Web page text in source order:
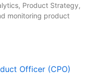
Product Strategy,
monitoring product
Officer (CPO)